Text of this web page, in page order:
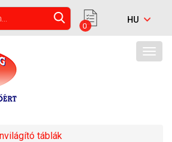
0
táblák